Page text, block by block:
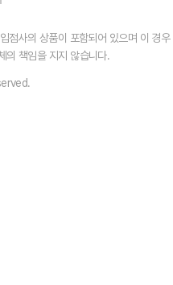
점사의 상품이 포함되어 있으며 이 경
의 책임을 지지 않습니다.